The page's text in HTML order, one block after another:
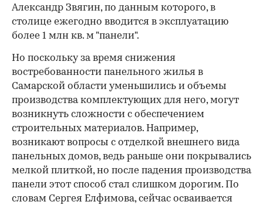
Александр Звягин, по данным которого, в
столице ежегодно вводится в эксплуатацию
более 1 млн кв. м "панели".
Но поскольку за время снижения
востребованности панельного жилья в
Самарской области уменьшились и объемы
производства комплектующих для него, могут
возникнуть сложности с обеспечением
строительных материалов. Например,
возникают вопросы с отделкой внешнего вида
панельных домов, ведь раньше они покрывались
мелкой плиткой, но после падения производства
панели этот способ стал слишком дорогим. По
словам Сергея Елфимова, сейчас осваивается